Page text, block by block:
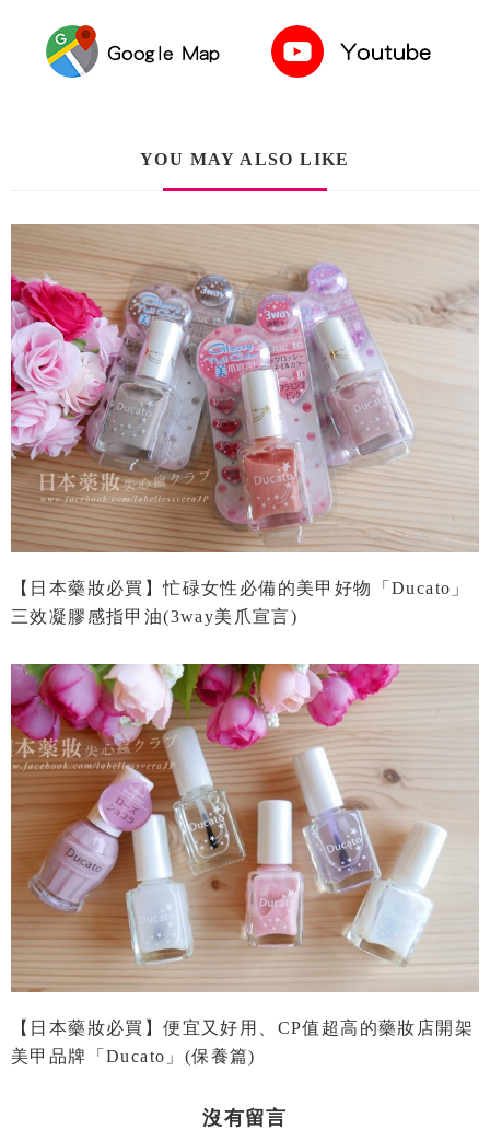
YOU MAY ALSO LIKE
【日本藥妝必買】忙碌女性必備的美甲好物「Ducato」
三效凝膠感指甲油(3way美爪宣言)
【日本藥妝必買】便宜又好用、CP值超高的藥妝店開架
美甲品牌「Ducato」(保養篇)
沒有留言